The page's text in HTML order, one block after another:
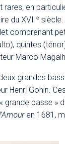
en
du XVIIᵉ
comprenant
quintes
Marco
grandes
Henri Gohin.
grande basse »
en 1681,